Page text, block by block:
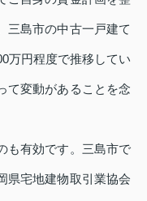
三島市の中古一戸建て
万円程度で推移してい
て変動があることを念
も有効です。三島市で
県宅地建物取引業協会